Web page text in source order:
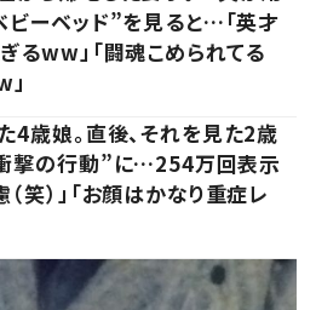
ビーベッド”を見ると…「英才
るww」「闘魂こめられてる
4歳娘。直後、それを見た2歳
撃の行動”に…254万回表示
（笑）」「お顔はかなり重症レ